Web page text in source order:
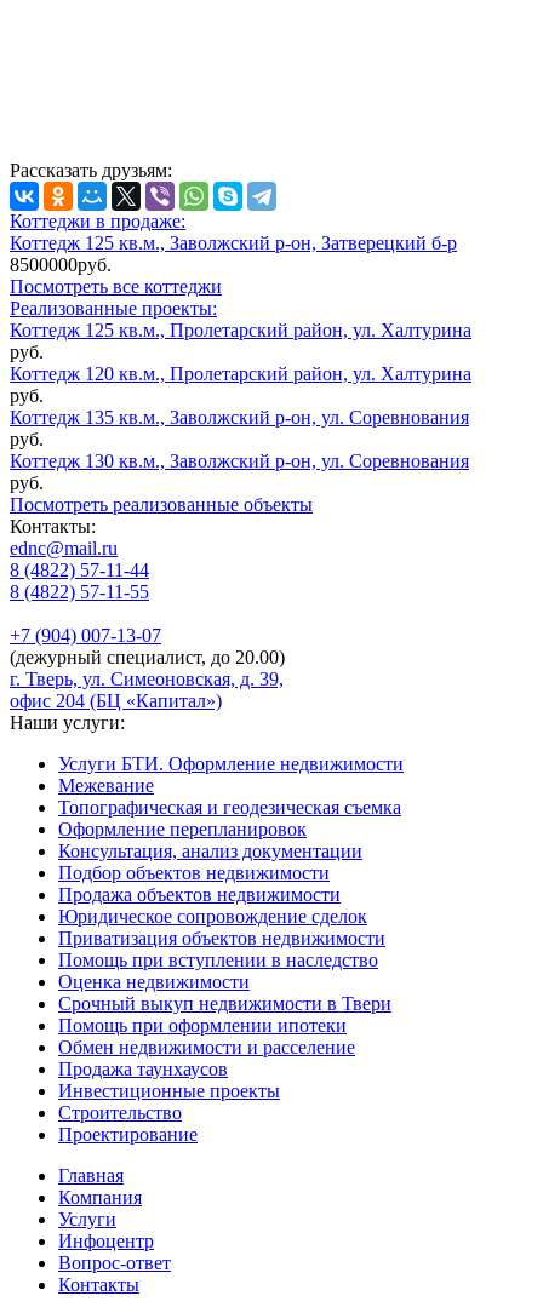
Рассказать друзьям:
Коттеджи в продаже:
Коттедж 125 кв.м., Заволжский р-он, Затверецкий б-р
8500000руб.
Посмотреть все коттеджи
Реализованные проекты:
Коттедж 125 кв.м., Пролетарский район, ул. Халтурина
руб.
Коттедж 120 кв.м., Пролетарский район, ул. Халтурина
руб.
Коттедж 135 кв.м., Заволжский р-он, ул. Соревнования
руб.
Коттедж 130 кв.м., Заволжский р-он, ул. Соревнования
руб.
Посмотреть реализованные объекты
Контакты:
ednc@mail.ru
8 (4822) 57-11-44
8 (4822) 57-11-55
+7 (904) 007-13-07
(дежурный специалист, до 20.00)
г. Тверь, ул. Симеоновская, д. 39,
офис 204 (БЦ «Капитал»)
Наши услуги:
Услуги БТИ. Оформление недвижимости
Межевание
Топографическая и геодезическая съемка
Оформление перепланировок
Консультация, анализ документации
Подбор объектов недвижимости
Продажа объектов недвижимости
Юридическое сопровождение сделок
Приватизация объектов недвижимости
Помощь при вступлении в наследство
Оценка недвижимости
Срочный выкуп недвижимости в Твери
Помощь при оформлении ипотеки
Обмен недвижимости и расселение
Продажа таунхаусов
Инвестиционные проекты
Строительство
Проектирование
Главная
Компания
Услуги
Инфоцентр
Вопрос-ответ
Контакты